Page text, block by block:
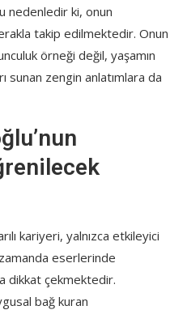
nedenledir ki, onun
takip edilmektedir. Onun
örneği değil, yaşamın
sunan zengin anlatımlara da
kariyeri, yalnızca etkileyici
eserlerinde
dikkat çekmektedir.
bağ kuran